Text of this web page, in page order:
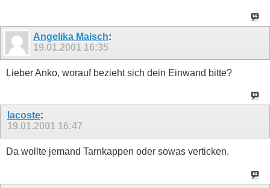
Angelika Maisch:
19.01.2001 16:35
Lieber Anko, worauf bezieht sich dein Einwand bitte?
lacoste:
19.01.2001 16:47
Da wollte jemand Tarnkappen oder sowas verticken.